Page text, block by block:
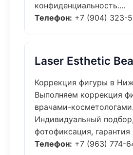
конфиденциальность....
Телефон: +7 (904) 323-
Laser Esthetic
Коррекция фигуры в
Выполняем коррекция
врачами-косметологами.
Индивидуальный подбор,
фотофиксация, гарантия
Телефон: +7 (963) 774-